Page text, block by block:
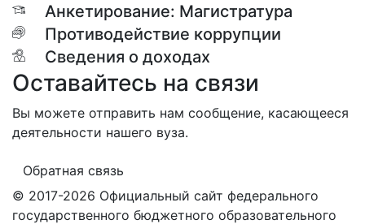
Анкетирование: Магистратура
Противодействие коррупции
Сведения о доходах
Оставайтесь на связи
Вы можете отправить нам сообщение, касающееся
деятельности нашего вуза.
Обратная связь
© 2017-2026 Официальный сайт федерального
государственного бюджетного образовательного